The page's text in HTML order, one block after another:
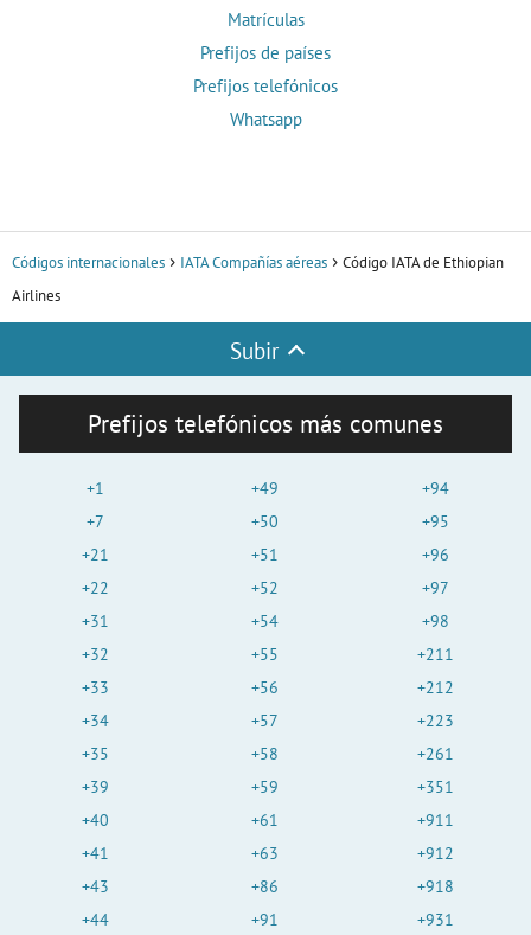
Matrículas
Prefijos de países
Prefijos telefónicos
Whatsapp
Códigos internacionales IATA Compañías aéreas
Código IATA de Ethiopian
Airlines
Subir
Prefijos telefónicos más comunes
+1
+7
+21
+22
+31
+32
+33
+34
+35
+39
+40
+41
+43
+44
+49
+50
+51
+52
+54
+55
+56
+57
+58
+59
+61
+63
+86
+91
+94
+95
+96
+97
+98
+211
+212
+223
+261
+351
+911
+912
+918
+931